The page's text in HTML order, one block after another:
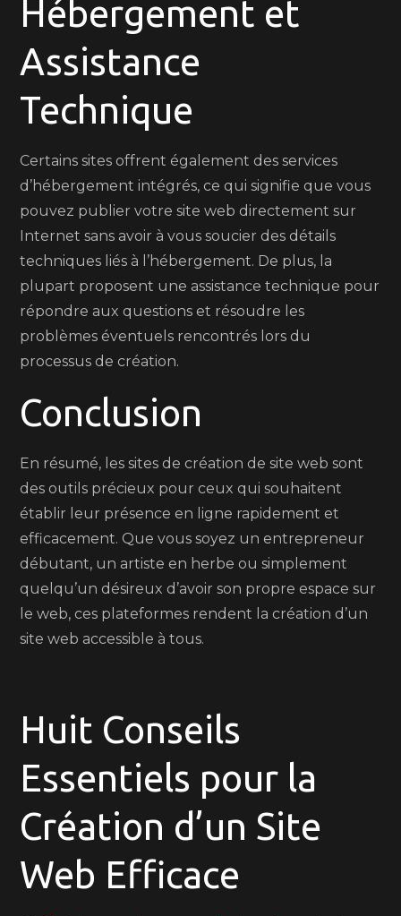
Hébergement et
Assistance
Technique
Certains sites offrent également des services
d’hébergement intégrés, ce qui signifie que vous
pouvez publier votre site web directement sur
Internet sans avoir à vous soucier des détails
techniques liés à l’hébergement. De plus, la
plupart proposent une assistance technique pour
répondre aux questions et résoudre les
problèmes éventuels rencontrés lors du
processus de création.
Conclusion
En résumé, les sites de création de site web sont
des outils précieux pour ceux qui souhaitent
établir leur présence en ligne rapidement et
efficacement. Que vous soyez un entrepreneur
débutant, un artiste en herbe ou simplement
quelqu’un désireux d’avoir son propre espace sur
le web, ces plateformes rendent la création d’un
site web accessible à tous.
Huit Conseils
Essentiels pour la
Création d’un Site
Web Efficace